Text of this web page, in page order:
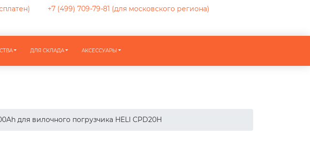
+7 (499) 709-79-81 (для московского региона)
ДЛЯ СКЛАДА АКСЕССУАРЫ
для вилочного погрузчика HELI CPD20H